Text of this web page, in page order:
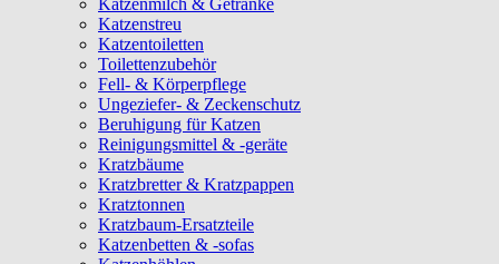
Katzenmilch & Getränke
Katzenstreu
Katzentoiletten
Toilettenzubehör
Fell- & Körperpflege
Ungeziefer- & Zeckenschutz
Beruhigung für Katzen
Reinigungsmittel & -geräte
Kratzbäume
Kratzbretter & Kratzpappen
Kratztonnen
Kratzbaum-Ersatzteile
Katzenbetten & -sofas